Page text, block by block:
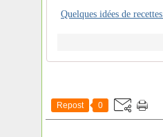
Quelques idées de
Repost 0